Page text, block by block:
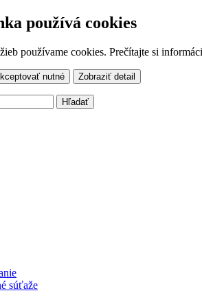
používá cookies
používame cookies. Prečítajte si
nutné Zobraziť detail
súťaže